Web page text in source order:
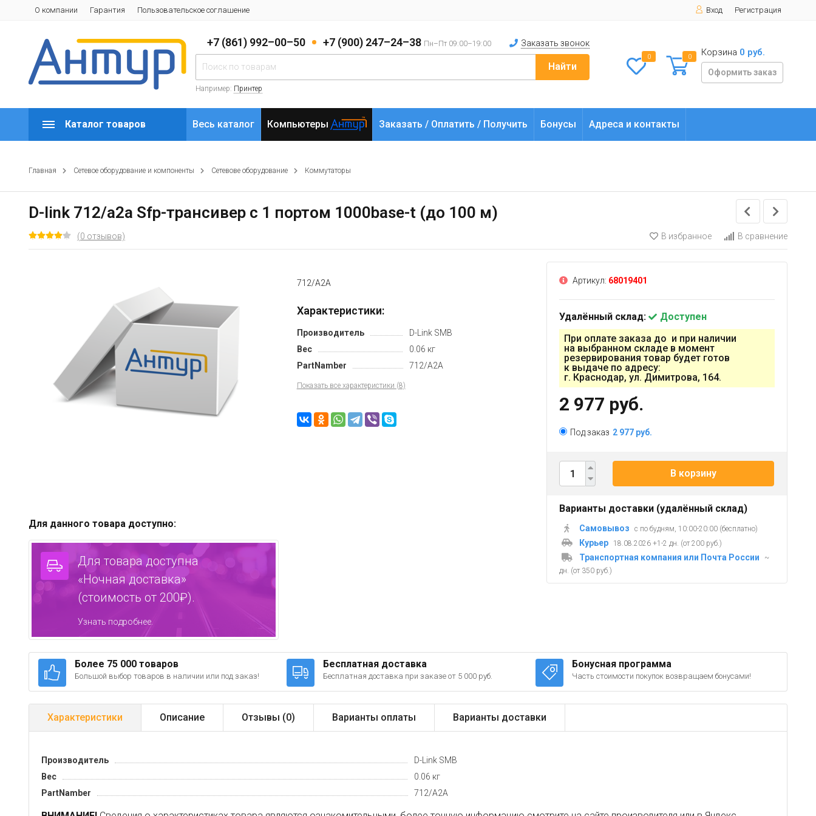
О компании Гарантия Пользовательское соглашение Вход Регистрация
+7 (861) 992–00–50 +7 (900) 247–24–38 Пн–Пт 09:00–19:00 Заказать звонок
Найти
Например: Принтер
0 0 Корзина 0 руб.
Оформить заказ
Каталог товаров Весь каталог Компьютеры Заказать / Оплатить / Получить Бонусы Адреса и контакты
Главная Сетевое оборудование и компоненты Сетевове оборудование Коммутаторы
D-link 712/a2a Sfp-трансивер с 1 портом 1000base-t (до 100 м)
(0 отзывов) В избранное В сравнение
712/A2A
Характеристики:
Производитель
D-Link SMB
Вес
0.06 кг
PartNamber
712/A2A
Показать все характеристики (8)
Для данного товара доступно:
Для товара доступна
«Ночная доставка»
(стоимость от 200₽).
Узнать подробнее.
Артикул: 68019401
Удалённый склад:
Доступен
При оплате заказа до и при наличии
на выбранном складе в момент
резервирования товар будет готов
к выдаче по адресу:
г. Краснодар, ул. Димитрова, 164.
2 977 руб.
Под заказ 2 977 руб.
В корзину
Варианты доставки (удалённый склад)
Самовывоз с по будням, 10:00-20:00 (бесплатно)
Курьер 18.08.2026 +1-2 дн. (от 200 руб.)
Транспортная компания или Почта России
~
дн. (от 350 руб.)
Более 75 000 товаров
Большой выбор товаров в наличии или под заказ!
Бесплатная доставка
Бесплатная доставка при заказе от 5 000 руб.
Бонусная программа
Часть стоимости покупок возвращаем бонусами!
Характеристики Описание Отзывы (0) Варианты оплаты Варианты доставки
Производитель
D-Link SMB
Вес
0.06 кг
PartNamber
712/A2A